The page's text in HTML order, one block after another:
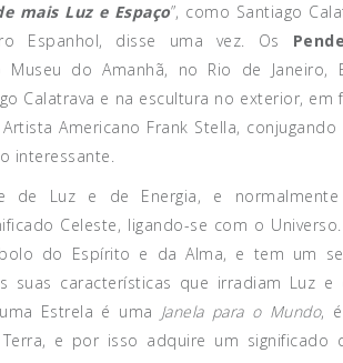
mais Luz e Espaço”, como Santiago
Espanhol, disse uma vez. Os
Museu do Amanhã, no Rio de Janeiro,
Calatrava e na escultura no exterior, em
Americano Frank Stella, conjugando
interessante.
de Luz e de Energia, e
Celeste, ligando-se com o
do Espírito e da Alma, e tem um
suas características que irradiam Luz e
Estrela é uma Janela para o Mundo,
e por isso adquire um significado